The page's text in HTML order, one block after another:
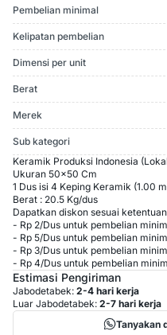
Pembelian minimal
Kelipatan pembelian
Dimensi per unit
Berat
Merek
Sub kategori
Keramik Produksi Indonesia
Ukuran 50x50 Cm
1 Dus isi 4 Keping Keramik (1.00
Berat : 20.5 Kg/dus
Dapatkan diskon sesuai
- Rp 2/Dus untuk pembelian
- Rp 5/Dus untuk pembelian
- Rp 3/Dus untuk pembelian
- Rp 4/Dus untuk pembelian
Estimasi Pengiriman
Jabodetabek: 2-4 hari kerja
Luar Jabodetabek: 2-7 hari kerja
Tanyakan